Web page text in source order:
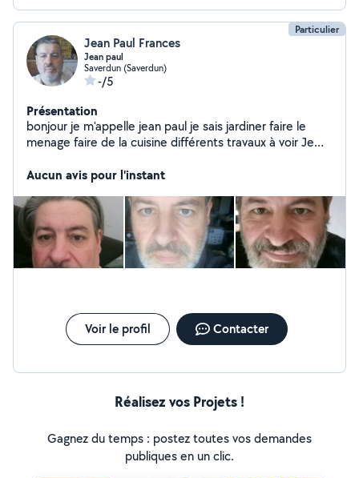
Particulier
Jean Paul Frances
Jean paul
Saverdun (Saverdun)
-/5
Présentation
bonjour je m'appelle jean paul je sais jardiner faire le
menage faire de la cuisine différents travaux à voir Je
Aucun avis pour l'instant
Voir le profil Contacter
Réalisez vos Projets !
Gagnez du temps : postez toutes vos demandes
publiques en un clic.